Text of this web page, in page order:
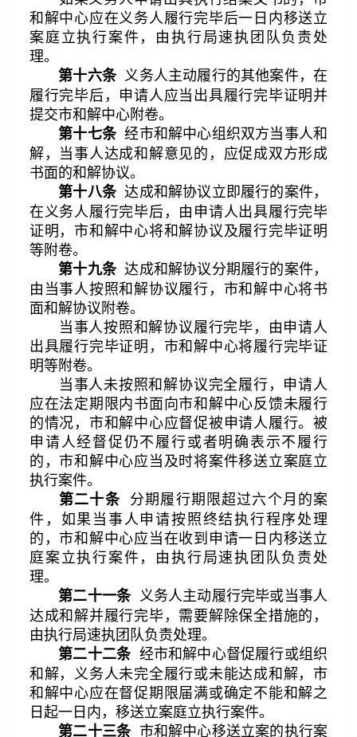
和解中心应在义务人履行完毕后一日内移送立
案庭立执行案件，由执行局速执团队负责处
理。
第十六条义务人主动履行的其他案件，在
履行完毕后，申请人应当出具履行完毕证明并
提交市和解中心附卷。
第十七条经市和解中心组织双方当事人和
解，当事人达成和解意见的，应促成双方形成
书面的和解协议。
第十八条达成和解协议立即履行的案件，
在义务人履行完毕后，由申请人出具履行完毕
证明，市和解中心将和解协议及履行完毕证明
等附卷。
第十九条达成和解协议分期履行的案件，
由当事人按照和解协议履行，市和解中心将书
面和解协议附卷。
当事人按照和解协议履行完毕，由申请人
出具履行完毕证明，市和解中心将履行完毕证
明等附卷。
当事人未按照和解协议完全履行，申请人
应在法定期限内书面向市和解中心反馈未履行
的情况，市和解中心应督促被申请人履行。被
申请人经督促仍不履行或者明确表示不履行
的，市和解中心应当及时将案件移送立案庭立
执行案件。
第二十条分期履行期限超过六个月的案
件，如果当事人申请按照终结执行程序处理
的，市和解中心应当在收到申请一日内移送立
庭案立执行案件，由执行局速执团队负责处
理。
第二十一条义务人主动履行完毕或当事人
达成和解并履行完毕，需要解除保全措施的，
由执行局速执团队负责处理。
第二十二条经市和解中心督促履行或组织
和解，义务人未完全履行或未能达成和解，市
和解中心应在督促期限届满或确定不能和解之
日起一日内，移送立案庭立执行案件。
第二十三条市和解中心移送立案的执行案